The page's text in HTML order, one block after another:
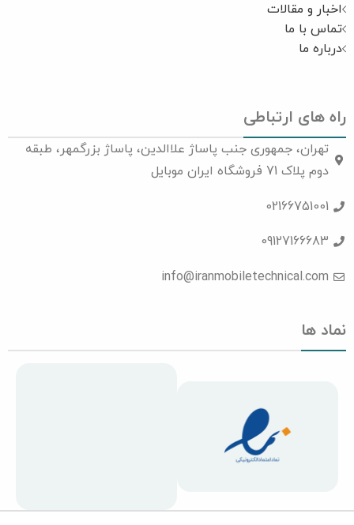
اخبار و مقالات
تماس با ما
درباره ما
راه های ارتباطی
تهران، جمهوری جنب پاساژ علاالدین، پاساژ بزرگمهر، طبقه
دوم پلاک 71 فروشگاه ایران موبایل
02166751001
09127166683
info@iranmobiletechnical.com
نماد ها